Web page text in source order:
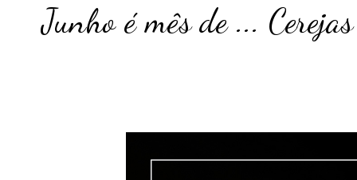
Junho é mês de ... Cerejas